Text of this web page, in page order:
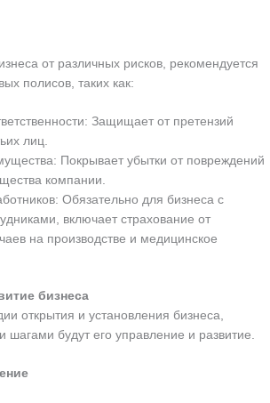
от различных рисков, рекомендуется
полисов, таких как:
Защищает от претензий
лиц.
Покрывает убытки от повреждений
компании.
Обязательно для бизнеса с
включает страхование от
на производстве и медицинское
бизнеса
открытия и установления бизнеса,
будут его управление и развитие.